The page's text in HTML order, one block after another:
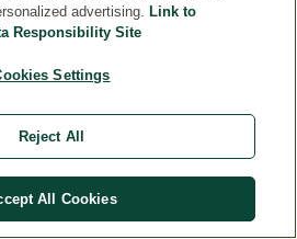
advertising. Link to
Responsibility Site
Settings
Reject All
All Cookies